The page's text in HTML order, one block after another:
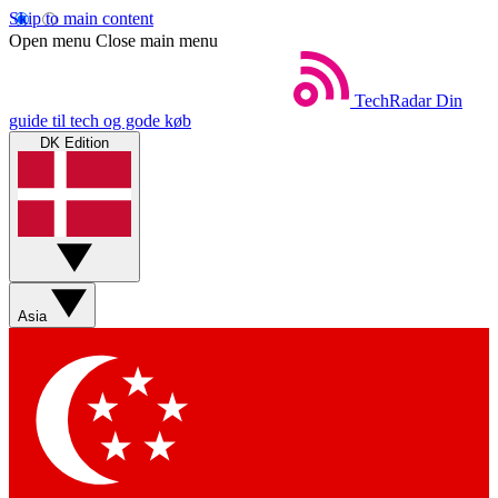
Skip to main content
Open menu Close main menu
TechRadar Din
guide til tech og gode køb
DK Edition
Asia